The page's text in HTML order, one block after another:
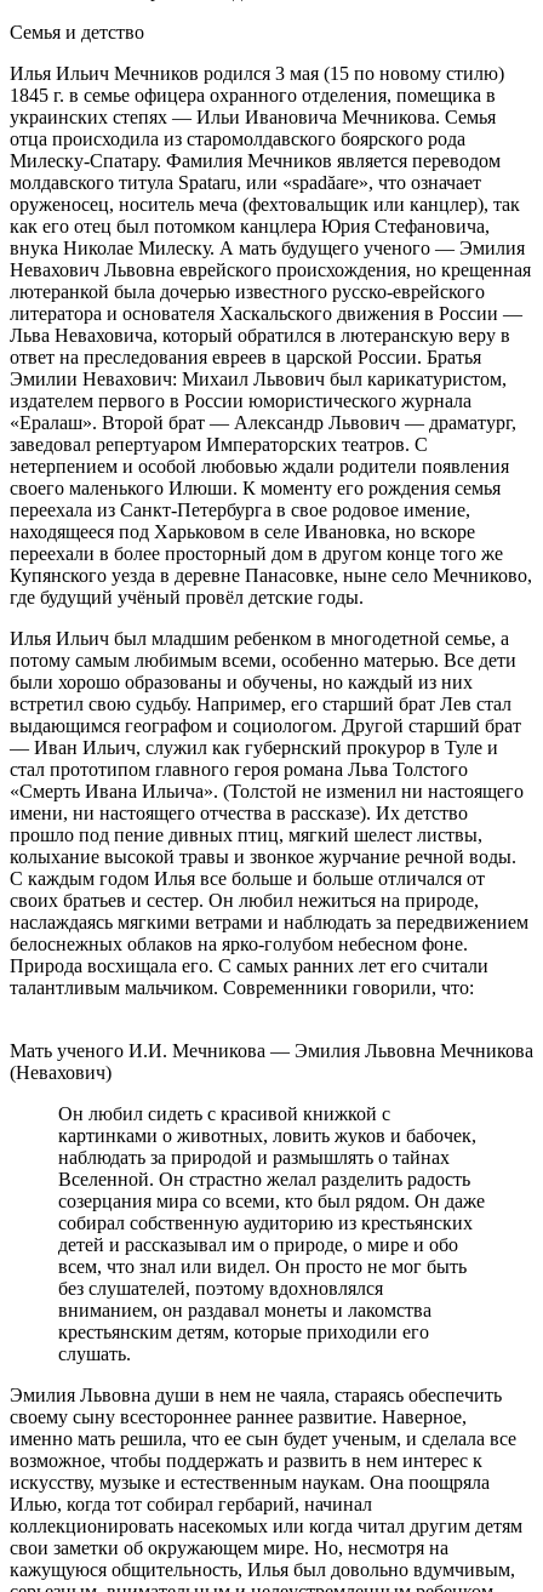
Семья и детство
Илья Ильич Мечников родился 3 мая (15 по новому стилю)
1845 г. в семье офицера охранного отделения, помещика в
украинских степях — Ильи Ивановича Мечникова. Семья
отца происходила из старомолдавского боярского рода
Милеску-Спатару. Фамилия Мечников является переводом
молдавского титула Spataru, или «spadăare», что означает
оруженосец, носитель меча (фехтовальщик или канцлер), так
как его отец был потомком канцлера Юрия Стефановича,
внука Николае Милеску. А мать будущего ученого — Эмилия
Невахович Львовна еврейского происхождения, но крещенная
лютеранкой была дочерью известного русско-еврейского
литератора и основателя Хаскальского движения в России —
Льва Неваховича, который обратился в лютеранскую веру в
ответ на преследования евреев в царской России. Братья
Эмилии Невахович: Михаил Львович был карикатуристом,
издателем первого в России юмористического журнала
«Ералаш». Второй брат — Александр Львович — драматург,
заведовал репертуаром Императорских театров. С
нетерпением и особой любовью ждали родители появления
своего маленького Илюши. К моменту его рождения семья
переехала из Санкт-Петербурга в свое родовое имение,
находящееся под Харьковом в селе Ивановка, но вскоре
переехали в более просторный дом в другом конце того же
Купянского уезда в деревне Панасовке, ныне село Мечниково,
где будущий учёный провёл детские годы.
Илья Ильич был младшим ребенком в многодетной семье, а
потому самым любимым всеми, особенно матерью. Все дети
были хорошо образованы и обучены, но каждый из них
встретил свою судьбу. Например, его старший брат Лев стал
выдающимся географом и социологом. Другой старший брат
— Иван Ильич, служил как губернский прокурор в Туле и
стал прототипом главного героя романа Льва Толстого
«Смерть Ивана Ильича». (Толстой не изменил ни настоящего
имени, ни настоящего отчества в рассказе). Их детство
прошло под пение дивных птиц, мягкий шелест листвы,
колыхание высокой травы и звонкое журчание речной воды.
С каждым годом Илья все больше и больше отличался от
своих братьев и сестер. Он любил нежиться на природе,
наслаждаясь мягкими ветрами и наблюдать за передвижением
белоснежных облаков на ярко-голубом небесном фоне.
Природа восхищала его. С самых ранних лет его считали
талантливым мальчиком. Современники говорили, что:
Мать ученого И.И. Мечникова — Эмилия Львовна Мечникова
(Невахович)
Он любил сидеть с красивой книжкой с
картинками о животных, ловить жуков и бабочек,
наблюдать за природой и размышлять о тайнах
Вселенной. Он страстно желал разделить радость
созерцания мира со всеми, кто был рядом. Он даже
собирал собственную аудиторию из крестьянских
детей и рассказывал им о природе, о мире и обо
всем, что знал или видел. Он просто не мог быть
без слушателей, поэтому вдохновлялся
вниманием, он раздавал монеты и лакомства
крестьянским детям, которые приходили его
слушать.
Эмилия Львовна души в нем не чаяла, стараясь обеспечить
своему сыну всестороннее раннее развитие. Наверное,
именно мать решила, что ее сын будет ученым, и сделала все
возможное, чтобы поддержать и развить в нем интерес к
искусству, музыке и естественным наукам. Она поощряла
Илью, когда тот собирал гербарий, начинал
коллекционировать насекомых или когда читал другим детям
свои заметки об окружающем мире. Но, несмотря на
кажущуюся общительность, Илья был довольно вдумчивым,